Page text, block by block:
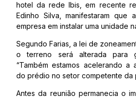
hotel da rede Ibis, em recente
Edinho Silva, manifestaram que
empresa em instalar uma unidade
Segundo Farias, a lei de
o terreno será alterada para
“Também estamos acelerando
do prédio no setor competente da
Antes da reunião permanecia o